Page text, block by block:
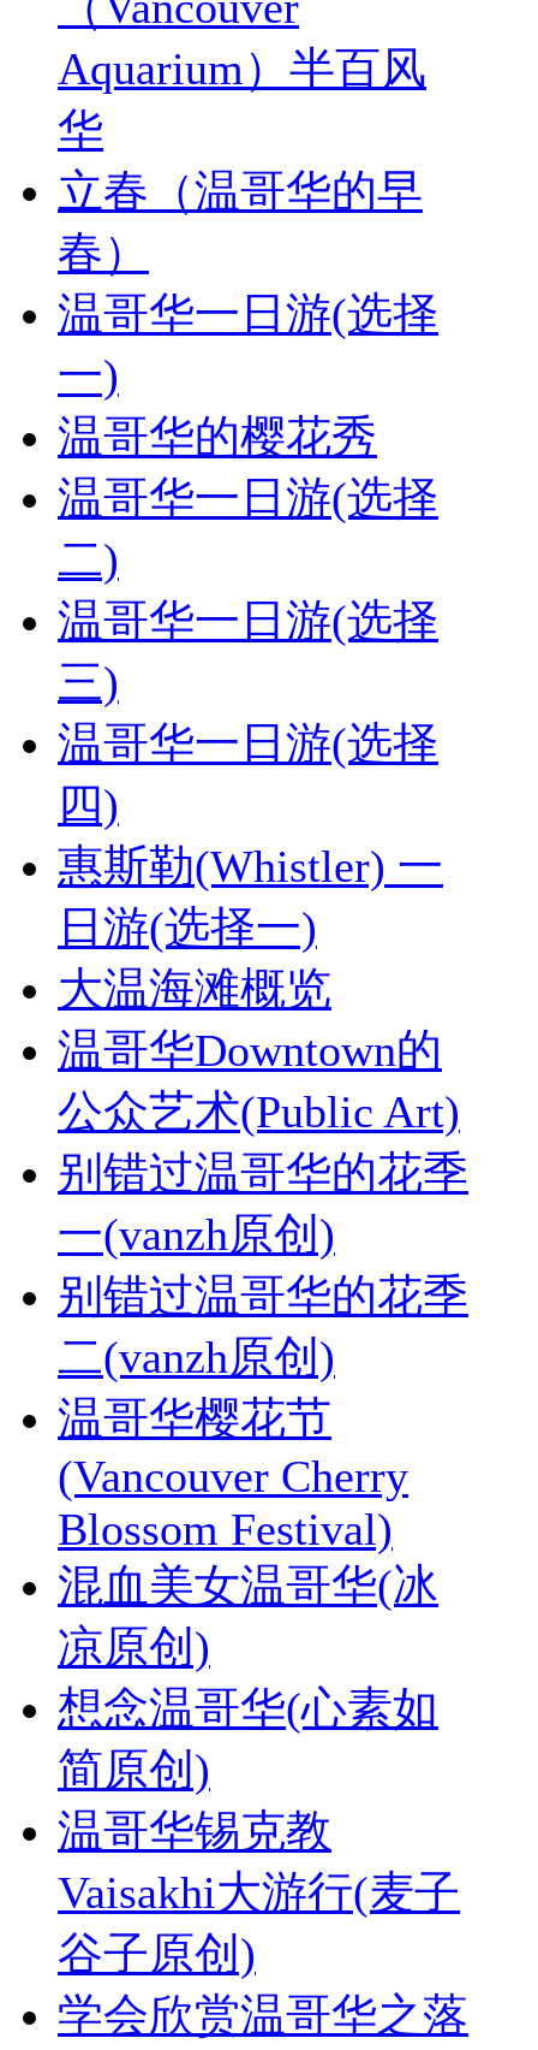
Aquarium）半百风
华
立春（温哥华的早
春）
温哥华一日游(选择
一)
温哥华的樱花秀
温哥华一日游(选择
二)
温哥华一日游(选择
三)
温哥华一日游(选择
四)
惠斯勒(Whistler) 一
日游(选择一)
大温海滩概览
温哥华Downtown的
公众艺术(Public Art)
别错过温哥华的花季
一(vanzh原创)
别错过温哥华的花季
二(vanzh原创)
温哥华樱花节
(Vancouver Cherry
Blossom Festival)
混血美女温哥华(冰
凉原创)
想念温哥华(心素如
简原创)
温哥华锡克教
Vaisakhi大游行(麦子
谷子原创)
学会欣赏温哥华之落